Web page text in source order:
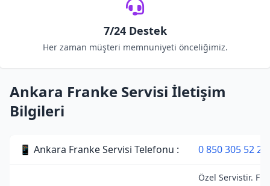
7/24 Destek
Her zaman müşteri memnuniyeti önceliğimiz.
Ankara Franke Servisi İletişim
Bilgileri
📱 Ankara Franke Servisi Telefonu : 0 850 305 52 28
Özel Servistir.